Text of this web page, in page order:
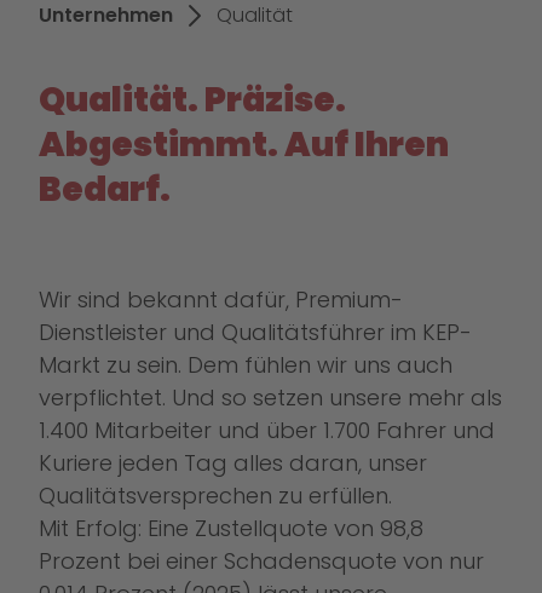
Unternehmen Qualität
Qualität. Präzise.
Abgestimmt. Auf Ihren
Bedarf.
Wir sind bekannt dafür, Premium-
Dienstleister und Qualitätsführer im KEP-
Markt zu sein. Dem fühlen wir uns auch
verpflichtet. Und so setzen unsere mehr als
1.400 Mitarbeiter und über 1.700 Fahrer und
Kuriere jeden Tag alles daran, unser
Qualitätsversprechen zu erfüllen.
Mit Erfolg: Eine Zustellquote von 98,8
Prozent bei einer Schadensquote von nur